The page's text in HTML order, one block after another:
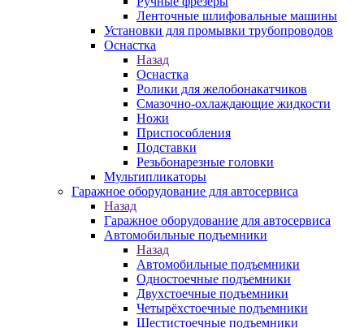
Ленточные шлифовальные машины
Установки для промывки трубопроводов
Оснастка
Назад
Оснастка
Ролики для желобонакатчиков
Смазочно-охлаждающие жидкости
Ножи
Приспособления
Подставки
Резьбонарезные головки
Мультипликаторы
Гаражное оборудование для автосервиса
Назад
Гаражное оборудование для автосервиса
Автомобильные подъемники
Назад
Автомобильные подъемники
Одностоечные подъемники
Двухстоечные подъемники
Четырёхстоечные подъемники
Шестистоечные подъемники